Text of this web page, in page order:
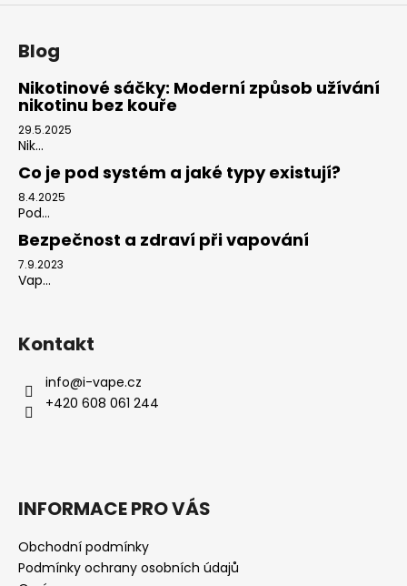
Blog
Nikotinové sáčky: Moderní způsob užívání
nikotinu bez kouře
29.5.2025
Nik...
Co je pod systém a jaké typy existují?
8.4.2025
Pod...
Bezpečnost a zdraví při vapování
7.9.2023
Vap...
Kontakt
info@i-vape.cz
+420 608 061 244
INFORMACE PRO VÁS
Obchodní podmínky
Podmínky ochrany osobních údajů